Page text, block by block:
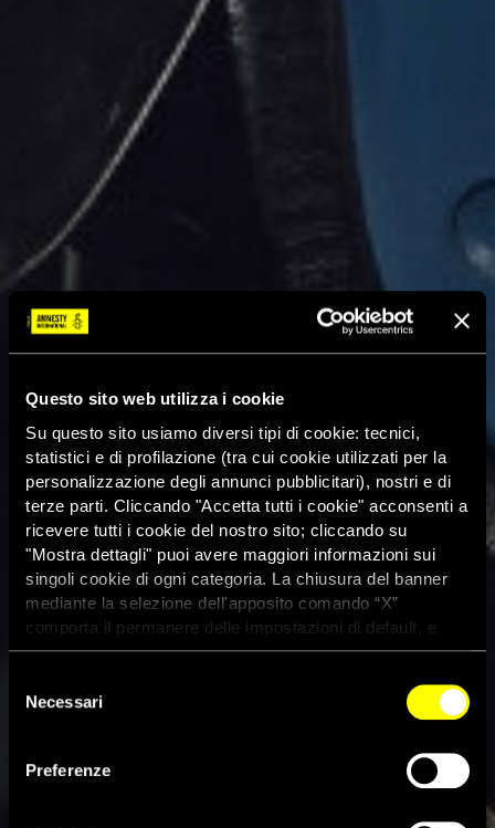
Questo sito web utilizza i cookie
Su questo sito usiamo diversi tipi di cookie: tecnici,
statistici e di profilazione (tra cui cookie utilizzati per la
personalizzazione degli annunci pubblicitari), nostri e di
terze parti. Cliccando "Accetta tutti i cookie" acconsenti a
ricevere tutti i cookie del nostro sito; cliccando su
"Mostra dettagli" puoi avere maggiori informazioni sui
singoli cookie di ogni categoria. La chiusura del banner
mediante la selezione dell'apposito comando “X”
comporta il permanere delle impostazioni di default, e
dunque la continuazione della navigazione con i cookie
dei cookie attivi sul sito clicca
delNecessari
Preferenze